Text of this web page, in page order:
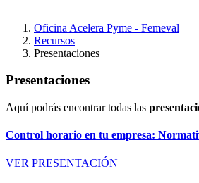
Oficina Acelera Pyme - Femeval
Recursos
Presentaciones
Presentaciones
Aquí podrás encontrar todas las
Control horario en tu empresa:
VER PRESENTACIÓN